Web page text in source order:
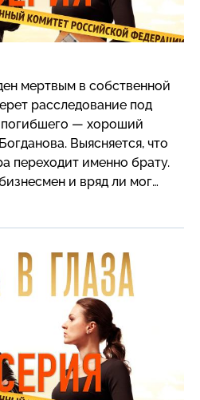
мертвым в собственной
расследование под
погибшего — хороший
Выясняется, что
переходит именно брату.
и вряд ли мог
Тогда кому